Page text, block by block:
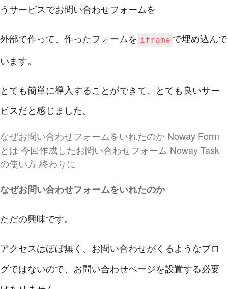
うサービスでお問い合わせフォームを
外部で作って、作ったフォームを iframe で埋め込んで
います。
とても簡単に導入することができて、とても良いサー
ビスだと感じました。
なぜお問い合わせフォームをいれたのか Noway Form
とは 今回作成したお問い合わせフォーム Noway Task
の使い方終わりに
なぜお問い合わせフォームをいれたのか
ただの興味です。
アクセスはほぼ無く、お問い合わせがくるようなブロ
グではないので、お問い合わせページを設置する必要